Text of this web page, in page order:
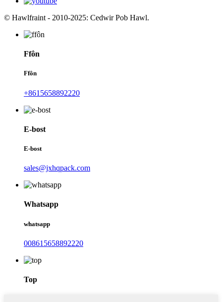
© Hawlfraint - 2010-2025: Cedwir Pob Hawl.
Ffôn
Ffôn
+8615658892220
E-bost
E-bost
sales@jxhqpack.com
Whatsapp
whatsapp
008615658892220
Top